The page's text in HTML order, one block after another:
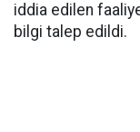
iddia edilen
bilgi talep edildi.